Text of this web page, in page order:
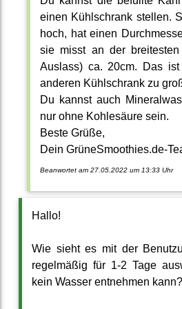
einen Kühlschrank stellen.
hoch, hat einen
sie misst an der
Auslass) ca. 20cm. Das
anderen Kühlschrank zu
Du kannst auch
nur ohne Kohlesäure sein.
Beste Grüße,
Dein GrüneSmoothies.de-
Beanwortet am 27.05.2022 um 13:33 Uhr
Hallo!
Wie sieht es mit der
regelmäßig für 1-2 Tage
kein Wasser entnehmen kann?